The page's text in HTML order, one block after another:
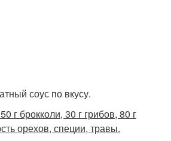
соус по вкусу.
г брокколи, 30 г грибов, 80 г
орехов, специи, травы.